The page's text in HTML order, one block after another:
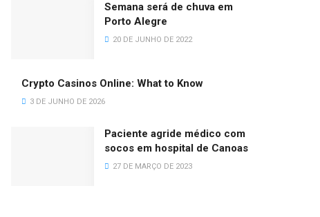
Semana será de chuva em
Porto Alegre
20 DE JUNHO DE 2022
Crypto Casinos Online: What to Know
3 DE JUNHO DE 2026
Paciente agride médico com
socos em hospital de Canoas
27 DE MARÇO DE 2023